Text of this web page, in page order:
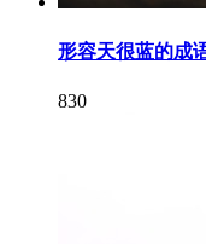
形容天很蓝的成
830